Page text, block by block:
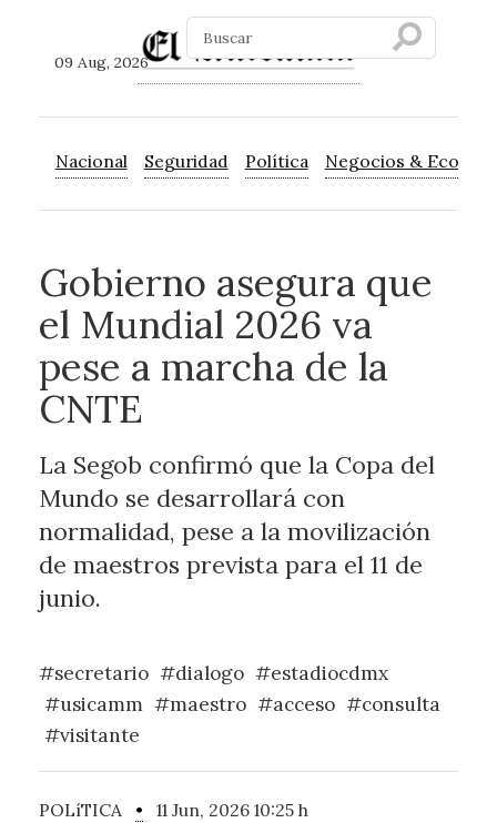
09 Aug, 2026
Nacional Seguridad Política Negocios &
Gobierno asegura que
el Mundial 2026 va
pese a marcha de la
CNTE
La Segob confirmó que la Copa del
Mundo se desarrollará con
normalidad, pese a la movilización
de maestros prevista para el 11 de
junio.
#secretario #dialogo #estadiocdmx
#usicamm #maestro #acceso #consulta
#visitante
POLíTICA • 11 Jun, 2026 10:25 h